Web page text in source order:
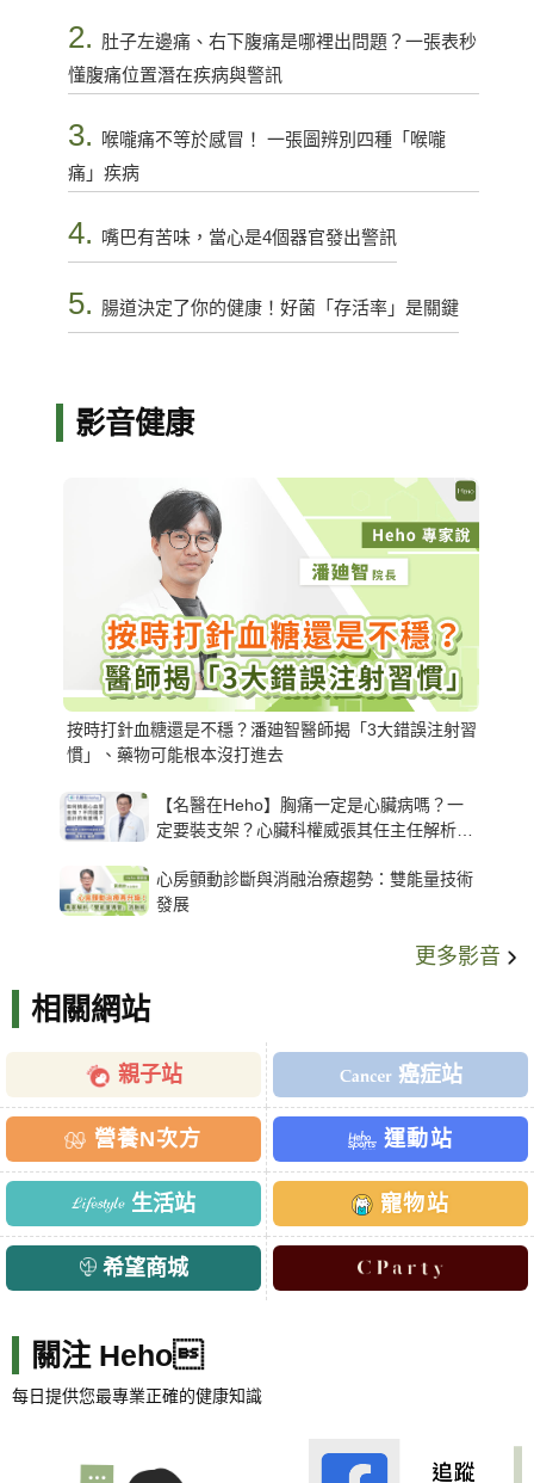
2. 肚子左邊痛、右下腹痛是哪裡出問題？一張表秒
懂腹痛位置潛在疾病與警訊
3.
喉嚨痛不等於感冒！ 一張圖辨別四種「喉嚨
痛」疾病
4. 嘴巴有苦味，當心是4個器官發出警訊
5. 腸道決定了你的健康！好菌「存活率」是關鍵
影音健康
按時打針血糖還是不穩？潘廸智醫師揭「3大錯誤注射習
慣」、藥物可能根本沒打進去
【名醫在Heho】胸痛一定是心臟病嗎？一
定要裝支架？心臟科權威張其任主任解析支
心房顫動診斷與消融治療趨勢：雙能量技術
發展
更多影音
相關網站
親子站 癌症站
營養N次方 運動站
生活站 寵物站
希望商城
關注 Heho
每日提供您最專業正確的健康知識